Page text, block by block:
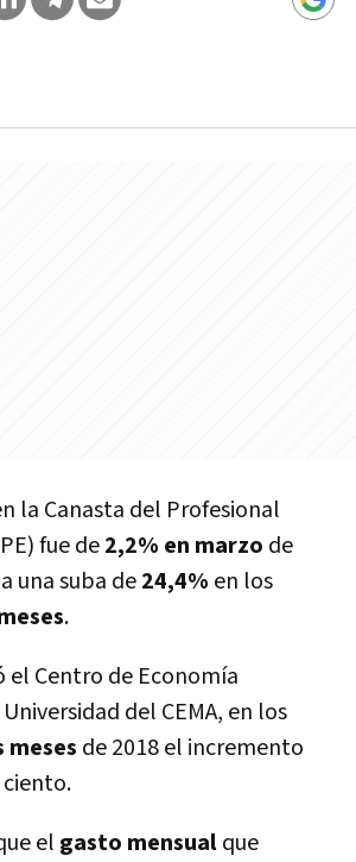
la Canasta del Profesional
fue de2,2% en marzo de
una suba de24,4% en los
.
el Centro de Economí­a
del CEMA, en los
de 2018 el incremento
el gasto mensualque